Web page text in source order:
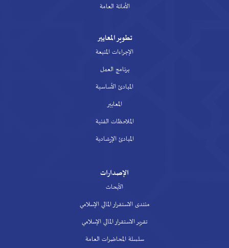
الأمانة العامة
تطوير المعايير
الإجراءات المتبعة
برنامج العمل
المبادئ الأساسية
المعايير
الملاحظات الفنية
المبادئ الإرشادية
الإصدارات
الأبحاث
منتدى الاستقرار المالي الإسلامي
تقرير الاستقرار المالي الإسلامي
سلسلة المحاضرات العامة